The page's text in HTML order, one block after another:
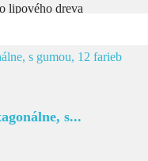
lipového dreva
s...